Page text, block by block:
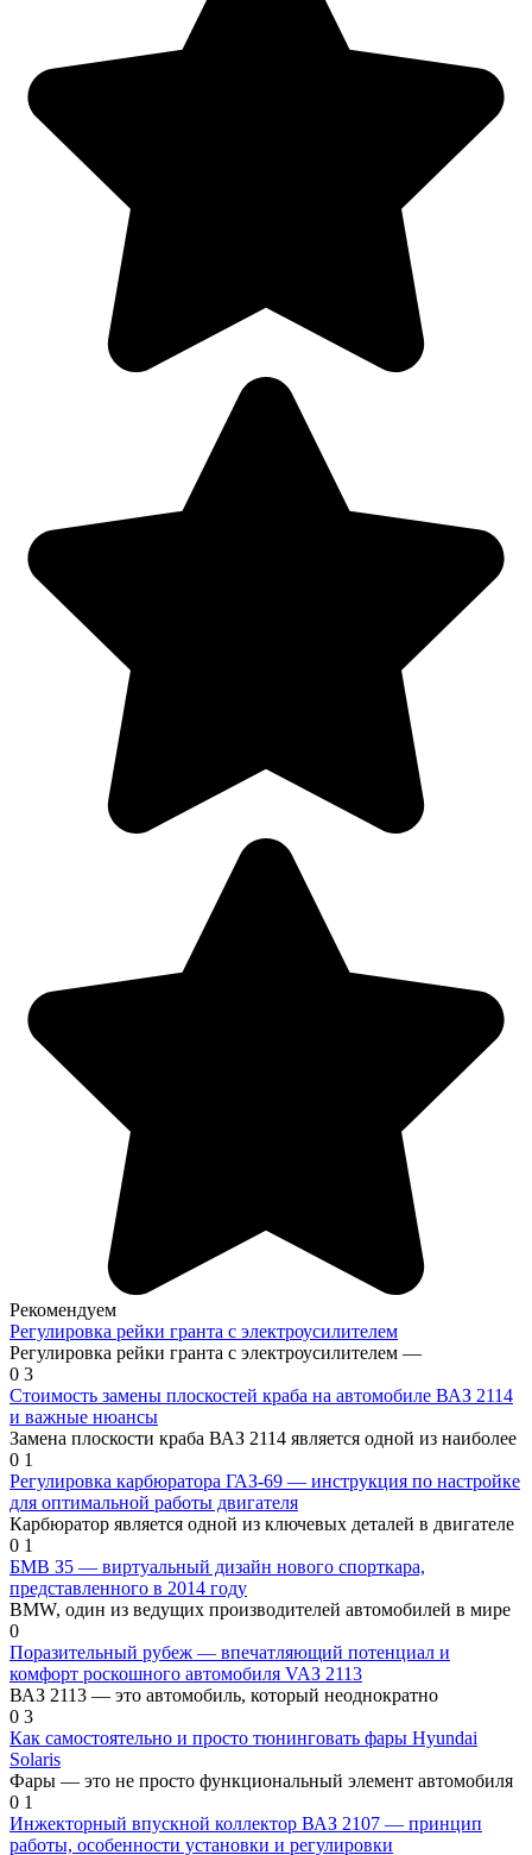
Рекомендуем
Регулировка рейки гранта с электроусилителем
Регулировка рейки гранта с электроусилителем —
0 3
Стоимость замены плоскостей краба на автомобиле ВАЗ 2114
и важные нюансы
Замена плоскости краба ВАЗ 2114 является одной из наиболее
0 1
Регулировка карбюратора ГАЗ-69 — инструкция по настройке
для оптимальной работы двигателя
Карбюратор является одной из ключевых деталей в двигателе
0 1
БМВ З5 — виртуальный дизайн нового спорткара,
представленного в 2014 году
BMW, один из ведущих производителей автомобилей в мире
0
Поразительный рубеж — впечатляющий потенциал и
комфорт роскошного автомобиля VAЗ 2113
ВАЗ 2113 — это автомобиль, который неоднократно
0 3
Как самостоятельно и просто тюнинговать фары Hyundai
Solaris
Фары — это не просто функциональный элемент автомобиля
0 1
Инжекторный впускной коллектор ВАЗ 2107 — принцип
работы, особенности установки и регулировки